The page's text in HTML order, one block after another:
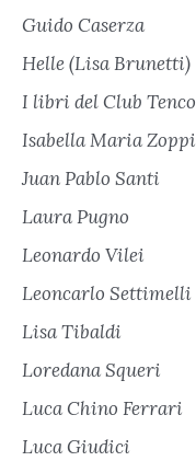
Guido Caserza
Helle (Lisa Brunetti)
I libri del Club Tenco
Isabella Maria Zoppi
Juan Pablo Santi
Laura Pugno
Leonardo Vilei
Leoncarlo Settimelli
Lisa Tibaldi
Loredana Squeri
Luca Chino Ferrari
Luca Giudici